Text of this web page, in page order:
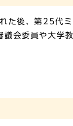
後、第25代ミ
会委員や大学